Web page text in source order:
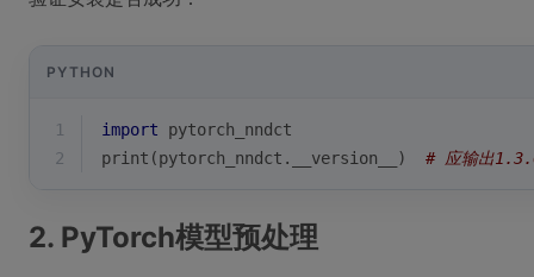
PYTHON
1 import pytorch_nndct
2
print (pytorch_nndct.__version__) # 应输出
2. PyTorch模型预处理